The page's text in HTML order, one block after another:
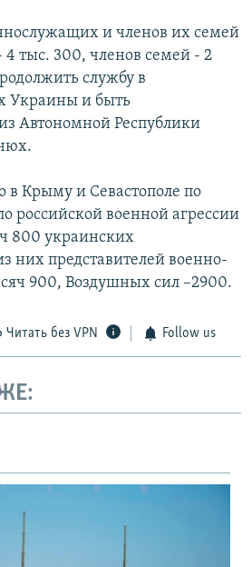
и членов их семей
тыс. 300, членов семей - 2
службу в
Украины и быть
Автономной Республики
в Крыму и Севастополе по
российской военной агрессии
800 украинских
них представителей военно-
900, Воздушных сил –2900.
Читать без VPN Follow us